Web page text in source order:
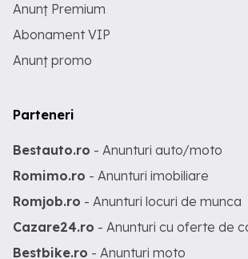
Anunț Premium
Abonament VIP
Anunț promo
Parteneri
Bestauto.ro - Anunturi auto/moto
Romimo.ro - Anunturi imobiliare
Romjob.ro - Anunturi locuri de munca
Cazare24.ro - Anunturi cu oferte de
Bestbike.ro - Anunturi moto